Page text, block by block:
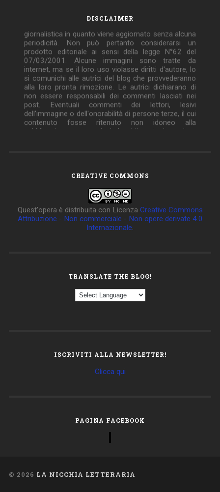
DISCLAIMER
Questo blog non rappresenta una testata
periodicità. Non può pertanto considerarsi un
prodotto editoriale ai sensi della legge N°62 del
07/03/2001. Alcune immagini sono tratte da
internet, ma se il loro uso violasse diritti d'autore, lo
si comunichi alle autrici del blog che provvederanno
alla loro pronta rimozione. Le autrici dichiarano di
non essere responsabili dei commenti lasciati nei
post. Eventuali commenti dei lettori, lesivi
dell'immagine o dell'onorabilità di persone terze, il cui
contenuto fosse ritenuto non idoneo alla
pubblicazione verranno insindacabilmente rimossi.
CREATIVE COMMONS
Quest'opera è distribuita con Licenza Creative Commons
Attribuzione - Non commerciale - Non opere derivate 4.0
Internazionale.
TRANSLATE THE BLOG!
ISCRIVITI ALLA NEWSLETTER!
Clicca qui
PAGINA FACEBOOK
© 2026 LA NICCHIA LETTERARIA